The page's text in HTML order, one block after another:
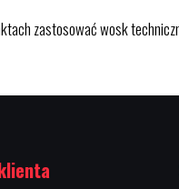
zastosować wosk